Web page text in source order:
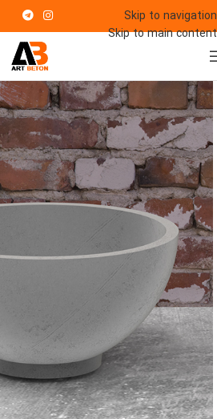
Skip to navigation
Skip to main content